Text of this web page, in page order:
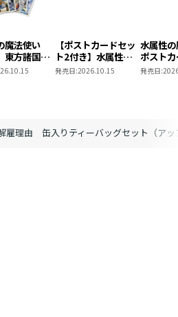
雇理由 缶入りティーバッグセット（アッ
魔法使い
方諸国編
売まとめ
【ポストカードセッ
ト2付き】水属性の
魔法使い 第三部
発売日:2026.10.15
水属性
ポスト
2
発売日: